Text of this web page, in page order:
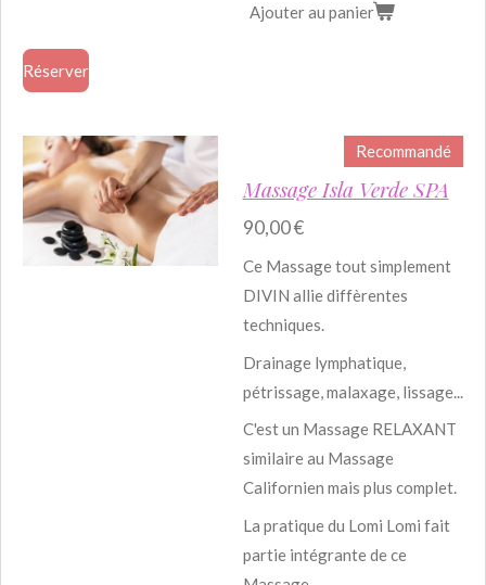
Ajouter au panier
Réserver
Recommandé
Massage Isla Verde SPA
90,00 €
Ce Massage tout simplement
DIVIN allie diffèrentes
techniques.
Drainage lymphatique,
pétrissage, malaxage, lissage...
C'est un Massage RELAXANT
similaire au Massage
Californien mais plus complet.
La pratique du Lomi Lomi fait
partie intégrante de ce